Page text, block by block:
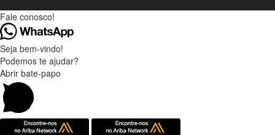
Fale conosco!
Seja bem-vindo!
Podemos te ajudar?
Abrir bate-papo